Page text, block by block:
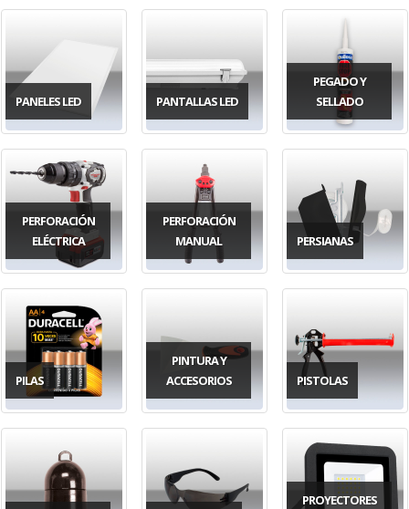
PANELES LED PANTALLAS LED
PEGADO Y
SELLADO
PERFORACIÓN
ELÉCTRICA
PERFORACIÓN
MANUAL
PERSIANAS
PILAS
PINTURA Y
ACCESORIOS
PISTOLAS
PROYECTORES